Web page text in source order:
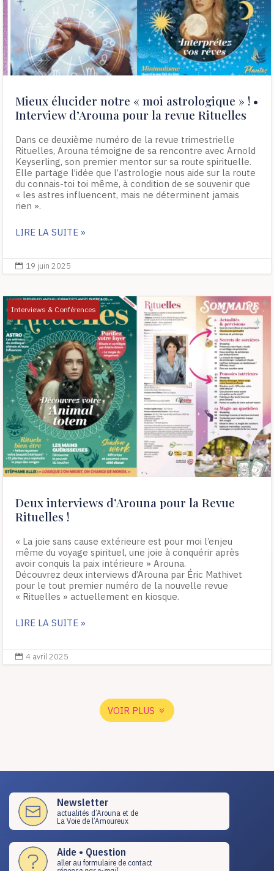
Mieux élucider notre « moi astrologique » ! •
Interview d’Arouna pour la revue Rituelles
Dans ce deuxième numéro de la revue trimestrielle
Rituelles, Arouna témoigne de sa rencontre avec Arnold
Keyserling, son premier mentor sur sa route spirituelle.
Elle partage l’idée que l’astrologie nous aide sur la route
du connais-toi toi même, à condition de se souvenir que
« les astres influencent, mais ne déterminent jamais
rien ».
LIRE LA SUITE »
 19 juin 2025
Interviews & Conférences
Deux interviews d’Arouna pour la Revue
Rituelles !
« La joie sans cause extérieure est pour moi l’enjeu
même du voyage spirituel, une joie à conquérir après
avoir conquis la paix intérieure » Arouna.
Découvrez deux interviews d’Arouna par Éric Mathivet
pour le tout premier numéro de la nouvelle revue
« Rituelles » actuellement en kiosque.
LIRE LA SUITE »
 4 avril 2025
VOIR PLUS
Newsletter
actualités d’Arouna et de
La Voie de l’Amoureux
Aide • Question
aller au formulaire de contact